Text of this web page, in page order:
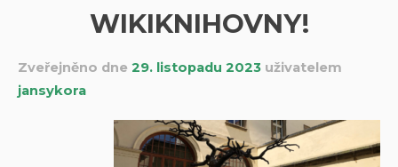
WIKIKNIHOVNY!
Zveřejněno dne 29. listopadu 2023 uživatelem
jansykora